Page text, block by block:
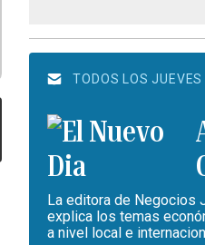
TODOS LOS JUEVES
La editora de Negocios
explica los temas
a nivel local e